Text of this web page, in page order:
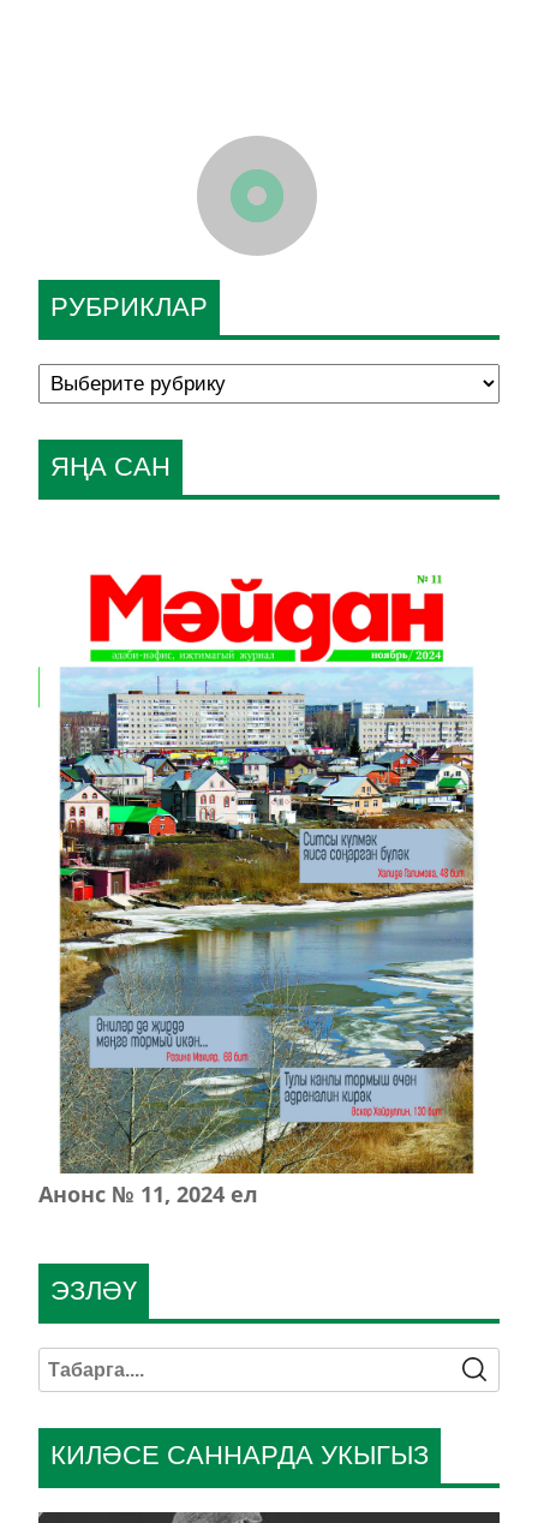
РУБРИКЛАР
ЯҢА САН
Анонс № 11, 2024 ел
КИЛӘСЕ САННАРДА УКЫГЫЗ
ЭЗЛӘҮ